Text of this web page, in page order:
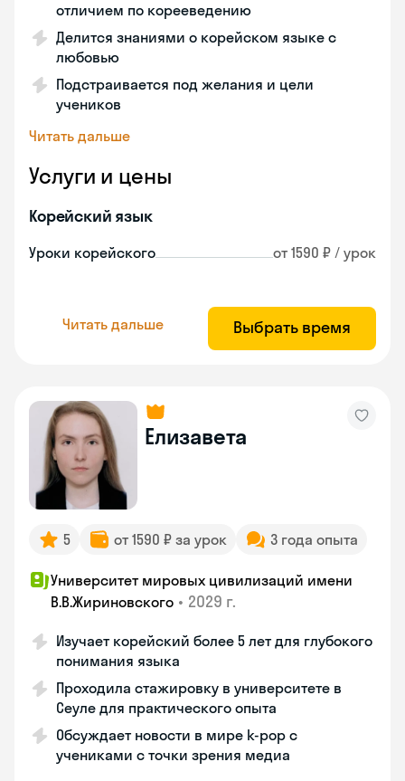
отличием по корееведению
Делится знаниями о корейском языке с
любовью
Подстраивается под желания и цели
учеников
Читать дальше
Услуги и цены
Корейский язык
Уроки корейского от 1590 ₽ / урок
Читать дальше Выбрать время
Елизавета
5 от 1590 ₽ за урок 3 года опыта
Университет мировых цивилизаций имени
В.В.Жириновского • 2029 г.
Изучает корейский более 5 лет для глубокого
понимания языка
Проходила стажировку в университете в
Сеуле для практического опыта
Обсуждает новости в мире k-pop с
учениками с точки зрения медиа